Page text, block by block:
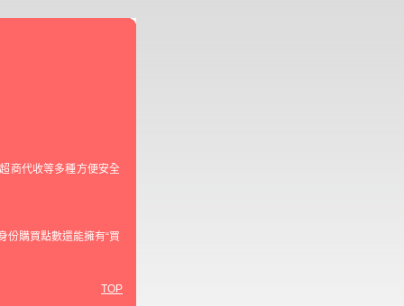
商代收等多種方便安全
份購買點數還能擁有“買
TOP